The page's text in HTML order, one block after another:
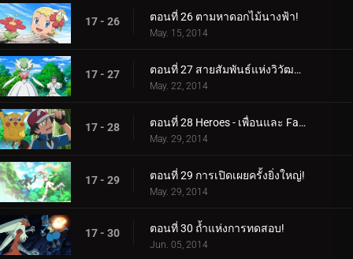
17 - 26 ตอนที่ 26 ตามหาดอกไม้นางฟ้า!
May. 15, 2014
17 - 27 ตอนที่ 27 สายสัมพันธ์แห่งวิวัฒนาการ!
May. 22, 2014
17 - 28 ตอนที่ 28 Heroes - เพื่อนและ Faux Alike!
May. 29, 2014
17 - 29 ตอนที่ 29 การเปิดเผยครั้งยิ่งใหญ่!
May. 29, 2014
17 - 30 ตอนที่ 30 ถ้ำแห่งการทดสอบ!
Jun. 05, 2014